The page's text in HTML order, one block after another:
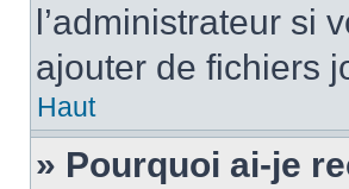
l’administrateur si
ajouter de fichiers
Haut
» Pourquoi ai-je